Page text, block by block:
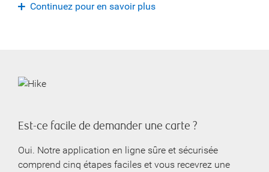
Continuez pour en savoir plus
Est-ce facile de demander une carte ?
Oui. Notre application en ligne sûre et sécurisée
comprend cinq étapes faciles et vous recevrez une